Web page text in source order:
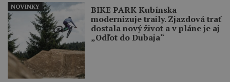
BIKE PARK Kubínska
modernizuje traily. Zjazdová trať
dostala nový život a v pláne je aj
„Odľot do Dubaja“
NOVINKY